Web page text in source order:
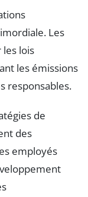
Les
lois
les émissions
responsables.
de
des
employés